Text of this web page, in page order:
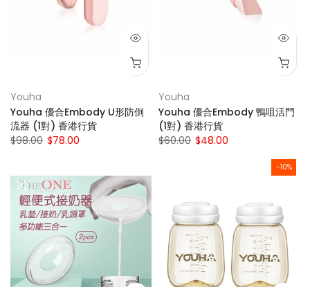
Youha
Youha 優合Embody U形防倒
流器 (1對) 香港行貨
$98.00 $78.00
Youha
Youha 優合Embody 鴨咀活門
(1對) 香港行貨
$60.00 $48.00
-10%